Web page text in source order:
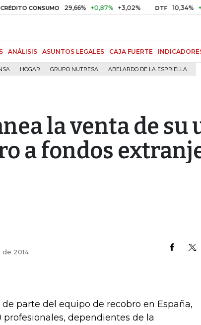
CONSUMO 29,66% +0,87% +3,02% DTF 10,34% +0,10%
ANÁLISIS ASUNTOS LEGALES CAJA FUERTE
HOGAR GRUPO NUTRESA ABELARDO DE LA ESPRIELLA
la venta de su
a fondos
2014
parte del equipo de recobro en España,
dependientes de la